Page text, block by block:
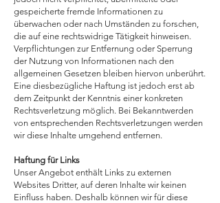
gespeicherte fremde Informationen zu
überwachen oder nach Umständen zu forschen,
die auf eine rechtswidrige Tätigkeit hinweisen.
Verpflichtungen zur Entfernung oder Sperrung
der Nutzung von Informationen nach den
allgemeinen Gesetzen bleiben hiervon unberührt.
Eine diesbezügliche Haftung ist jedoch erst ab
dem Zeitpunkt der Kenntnis einer konkreten
Rechtsverletzung möglich. Bei Bekanntwerden
von entsprechenden Rechtsverletzungen werden
wir diese Inhalte umgehend entfernen.
Haftung für Links
Unser Angebot enthält Links zu externen
Websites Dritter, auf deren Inhalte wir keinen
Einfluss haben. Deshalb können wir für diese